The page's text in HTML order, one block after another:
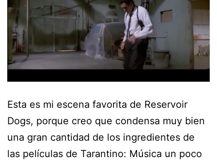
Esta es mi escena favorita de Reservoir
Dogs, porque creo que condensa muy bien
una gran cantidad de los ingredientes de
las películas de Tarantino: Música un poco